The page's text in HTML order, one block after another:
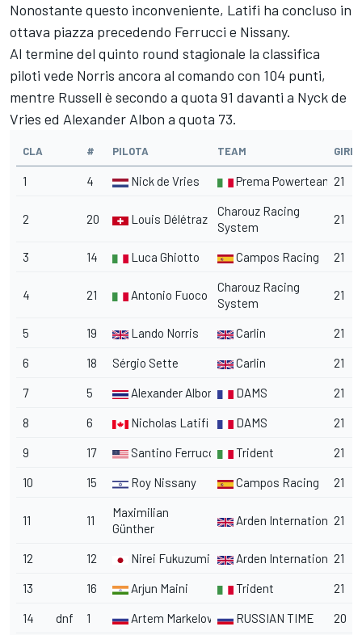
Nonostante questo inconveniente, Latifi ha concluso in
ottava piazza precedendo Ferrucci e Nissany.
Al termine del quinto round stagionale la classifica
piloti vede Norris ancora al comando con 104 punti,
mentre Russell è secondo a quota 91 davanti a Nyck de
Vries ed Alexander Albon a quota 73.
CLA # PILOTA TEAM GIRI
1 4 Nick de Vries Prema Powerteam 21
2 20 Louis Délétraz
Charouz Racing
System
21
3 14 Luca Ghiotto Campos Racing 21
4 21 Antonio Fuoco
Charouz Racing
System
21
5 19 Lando Norris Carlin 21
6 18 Sérgio Sette Carlin 21
7 5 Alexander Albon DAMS 21
8 6 Nicholas Latifi DAMS 21
9 17 Santino Ferrucci Trident 21
10 15 Roy Nissany Campos Racing 21
11 11
Maximilian
Günther
Arden International21
12 12 Nirei Fukuzumi Arden International21
13 16 Arjun Maini Trident 21
14 dnf 1 Artem Markelov RUSSIAN TIME 20